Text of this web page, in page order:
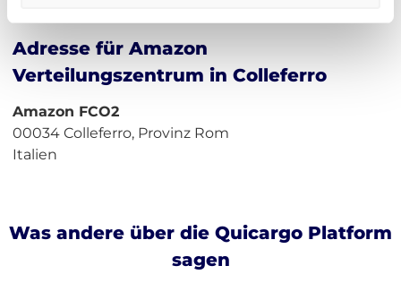
Adresse für Amazon
Verteilungszentrum in Colleferro
Amazon FCO2
00034 Colleferro, Provinz Rom
Italien
Was andere über die Quicargo Platform
sagen